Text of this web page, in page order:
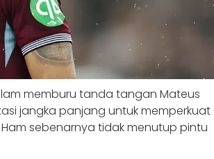
memburu tanda tangan Mateus
jangka panjang untuk memperkuat
sebenarnya tidak menutup pintu